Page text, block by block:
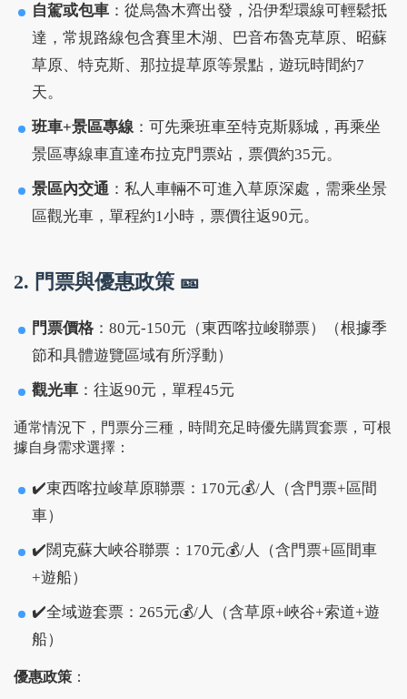
自駕或包車 ：從烏魯木齊出發，沿伊犁環線可輕鬆抵
達，常規路線包含賽里木湖、巴音布魯克草原、昭蘇
草原、特克斯、那拉提草原等景點，遊玩時間約7
天。
班車+景區專線 ：可先乘班車至特克斯縣城，再乘坐
景區專線車直達布拉克門票站，票價約35元。
景區內交通 ：私人車輛不可進入草原深處，需乘坐景
區觀光車，單程約1小時，票價往返90元。
2. 門票與優惠政策 🎫
門票價格 ：80元-150元（東西喀拉峻聯票）（根據季
節和具體遊覽區域有所浮動）
觀光車 ：往返90元，單程45元
通常情況下，門票分三種，時間充足時優先購買套票，可根
據自身需求選擇：
✔️東西喀拉峻草原聯票：170元💰/人（含門票+區間
車）
✔️闊克蘇大峽谷聯票：170元💰/人（含門票+區間車
+遊船）
✔️全域遊套票：265元💰/人（含草原+峽谷+索道+遊
船）
優惠政策 ：